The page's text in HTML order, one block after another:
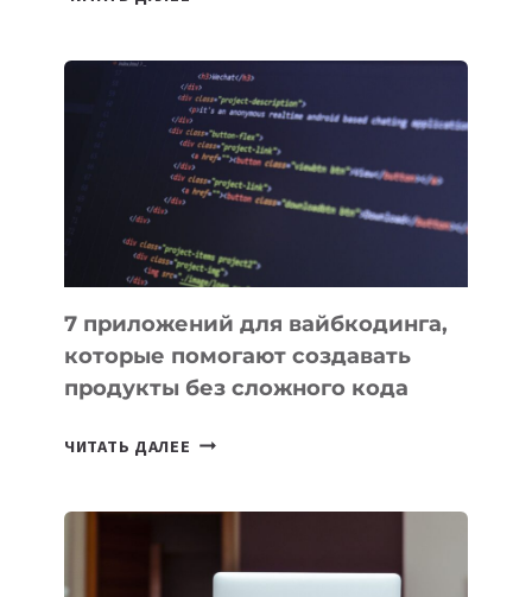
ПОЛЕЗНЫХ
ИНСТРУМЕНТОВ
ДЛЯ
РАБОТЫ
7 приложений для вайбкодинга,
которые помогают создавать
продукты без сложного кода
ЧИТАТЬ ДАЛЕЕ 7
ПОМОГАЮТ